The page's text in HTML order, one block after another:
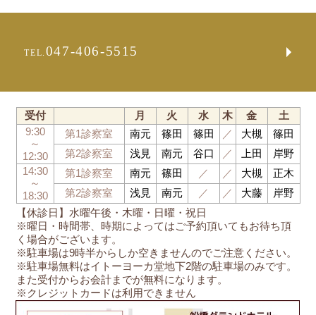
TEL. 047-406-5515
【休診日】水曜午後・木曜・日曜・祝日
※曜日・時間帯、時期によってはご予約頂いてもお待ち頂
く場合がございます。
※駐車場は9時半からしか空きませんのでご注意ください。
※駐車場無料はイトーヨーカ堂地下2階の駐車場のみです。
また受付からお会計までが無料になります。
※クレジットカードは利用できません
受付 月 火 水 木 金
土
9:30
～
12:30
第1診察室 南元 篠田 篠田 ／ 大槻
篠田
第2診察室
浅見 南元 谷口 ／ 上田
岸野
14:30
～
18:30
第1診察室 南元 篠田 ／ ／ 大槻
正木
第2診察室
浅見 南元 ／ ／ 大藤 岸野